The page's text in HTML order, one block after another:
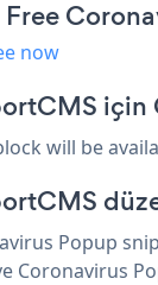
Free
now
için
will be
Popup
Coronavirus